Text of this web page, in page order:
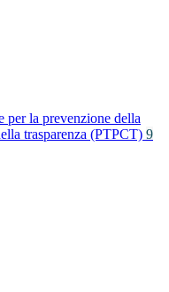
per la prevenzione della
trasparenza (PTPCT) 9